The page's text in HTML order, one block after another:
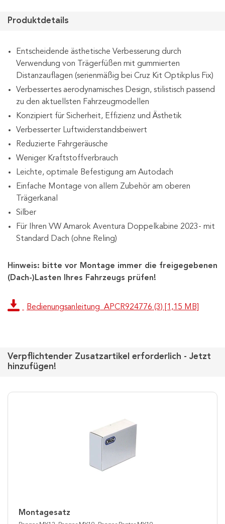
Produktdetails
Entscheidende ästhetische Verbesserung durch
Verwendung von Trägerfüßen mit gummierten
Distanzauflagen (serienmäßig bei Cruz Kit Optikplus Fix)
Verbessertes aerodynamisches Design, stilistisch passend
zu den aktuellsten Fahrzeugmodellen
Konzipiert für Sicherheit, Effizienz und Ästhetik
Verbesserter Luftwiderstandsbeiwert
Reduzierte Fahrgeräusche
Weniger Kraftstoffverbrauch
Leichte, optimale Befestigung am Autodach
Einfache Montage von allem Zubehör am oberen
Trägerkanal
Silber
Für Ihren VW Amarok Aventura Doppelkabine 2023- mit
Standard Dach (ohne Reling)
Hinweis: bitte vor Montage immer die freigegebenen
(Dach-)Lasten Ihres Fahrzeugs prüfen!
Bedienungsanleitung_APCR924776 (3) [1,15 MB]
Verpflichtender Zusatzartikel erforderlich - Jetzt
hinzufügen!
Montagesatz